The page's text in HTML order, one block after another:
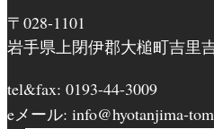
〒028-1101
岩手県上閉伊郡大槌町吉里
tel&fax: 0193-44-3009
eメール: info@hyotanjima-